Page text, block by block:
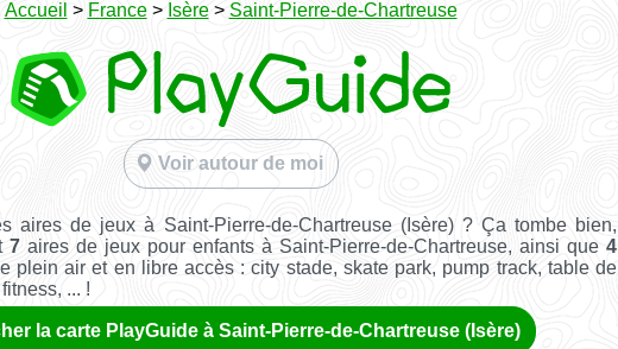
Accueil > France> Isère> Saint-Pierre-de-Chartreuse
Voir autour de moi
aires de jeux à Saint-Pierre-de-Chartreuse (Isère) ? Ça tombe bien,
7 aires de jeux pour enfants à Saint-Pierre-de-Chartreuse, ainsi que 4
plein air et en libre accès : city stade, skate park, pump track, table de
... !
la carte PlayGuide à Saint-Pierre-de-Chartreuse (Isère)